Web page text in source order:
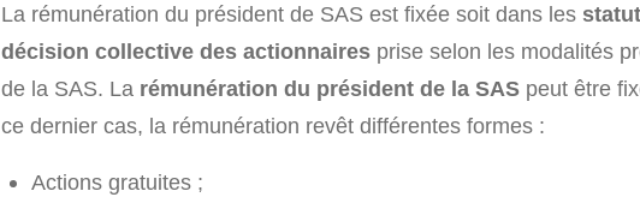
La rémunération du président de SAS est fixée soit dans les
décision collective des actionnaires prise selon les modalités
de la SAS. La rémunération du président de la SAS peut être
ce dernier cas, la rémunération revêt différentes formes :
Actions gratuites ;